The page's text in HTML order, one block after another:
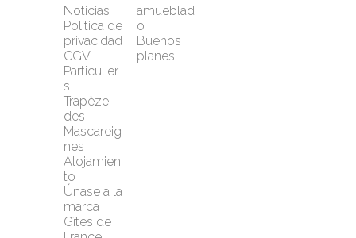
Noticias
Política de
privacidad
CGV
Particulier
s
Trapèze
des
Mascareig
nes
Alojamien
to
Únase a la
marca
Gîtes de
amueblad
o
Buenos
planes